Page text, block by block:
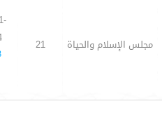
مجلس الإسلام والحياة 21